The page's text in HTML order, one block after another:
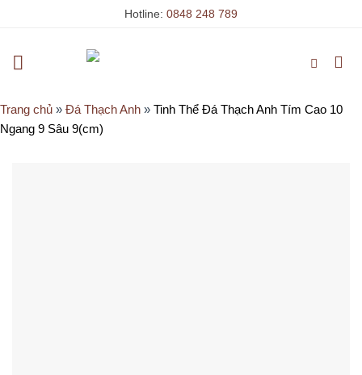
Hotline: 0848 248 789
Trang chủ » Đá Thạch Anh » Tinh Thể Đá Thạch Anh Tím Cao 10
Ngang 9 Sâu 9(cm)